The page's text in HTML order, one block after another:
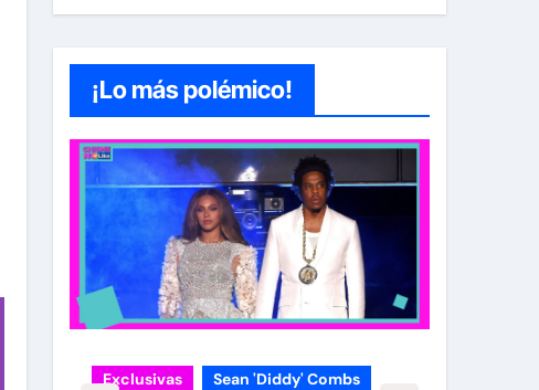
¡Lo más polémico!
Exclusivas Sean 'Diddy' Combs